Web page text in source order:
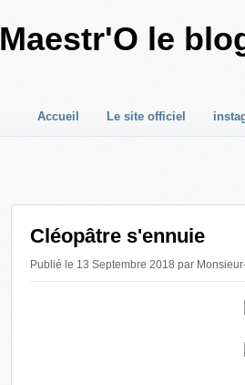
Maestr'O le
Accueil Le site officiel
Cléopâtre s'ennuie
Publié le 13 Septembre 2018 par